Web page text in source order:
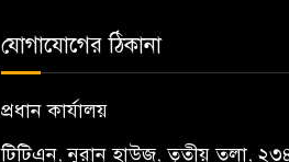
যোগাযোগের ঠিকানা
প্রধান কার্যালয়
টিটিএন, নু্রান হাউজ, তৃতীয় তলা,